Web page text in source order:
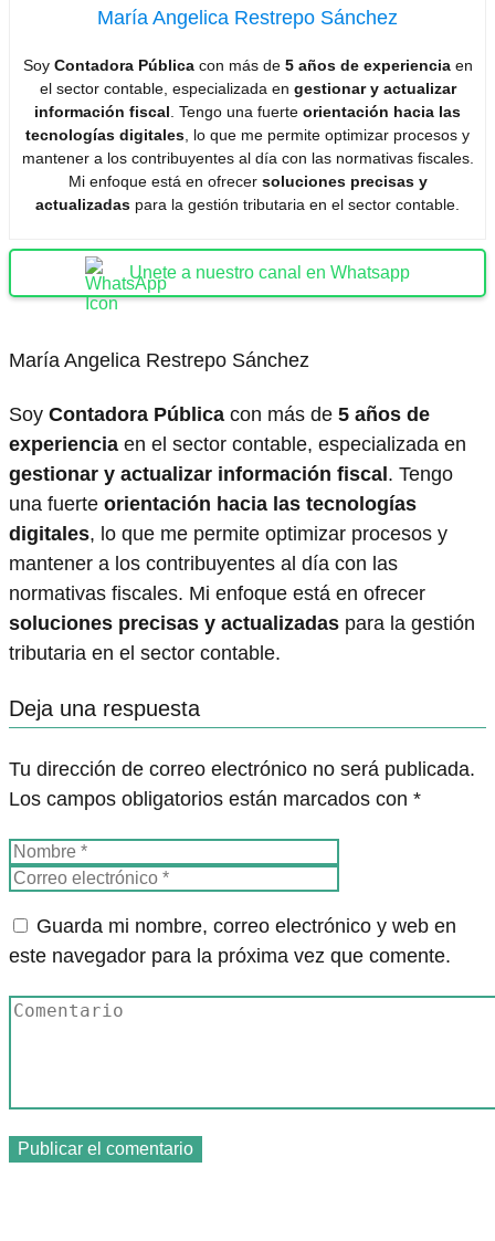
María Angelica Restrepo Sánchez
Soy Contadora Públicacon más de 5 años de experienciaen
el sector contable, especializada en gestionar y actualizar
información fiscal . Tengo una fuerte orientación hacia las
tecnologías digitales , lo que me permite optimizar procesos y
mantener a los contribuyentes al día con las normativas fiscales.
Mi enfoque está en ofrecer soluciones precisas y
actualizadas para la gestión tributaria en el sector contable.
Unete a nuestro canal en Whatsapp
María Angelica Restrepo Sánchez
Soy Contadora Pública con más de 5 años de
experiencia en el sector contable, especializada en
gestionar y actualizar información fiscal. Tengo
una fuerte orientación hacia las tecnologías
digitales, lo que me permite optimizar procesos y
mantener a los contribuyentes al día con las
normativas fiscales. Mi enfoque está en ofrecer
soluciones precisas y actualizadas para la gestión
tributaria en el sector contable.
Deja una respuesta
Tu dirección de correo electrónico no será publicada.
Los campos obligatorios están marcados con *
Guarda mi nombre, correo electrónico y web en
este navegador para la próxima vez que comente.